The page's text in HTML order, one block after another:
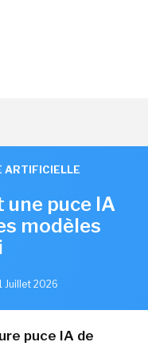
ARTIFICIELLE
puce IA
modèles
Juillet 2026
puce IA de